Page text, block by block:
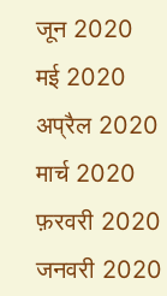
जून 2020
मई 2020
अप्रैल 2020
मार्च 2020
फ़रवरी 2020
जनवरी 2020